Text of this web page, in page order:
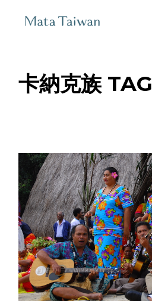
卡納克族 TAG